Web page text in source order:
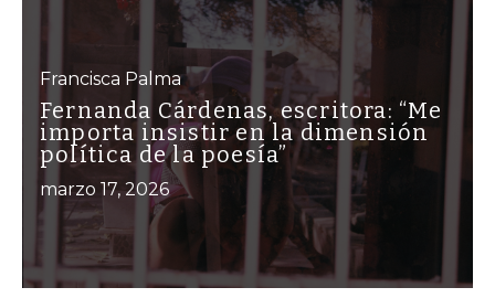
Francisca Palma
Fernanda Cárdenas, escritora: “Me
importa insistir en la dimensión
política de la poesía”
marzo 17, 2026